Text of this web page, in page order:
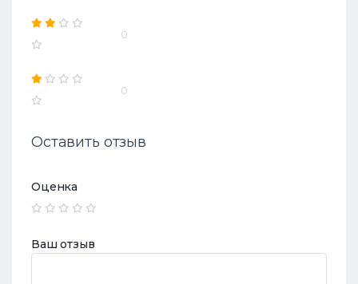
0
0
Оставить отзыв
Оценка
Ваш отзыв